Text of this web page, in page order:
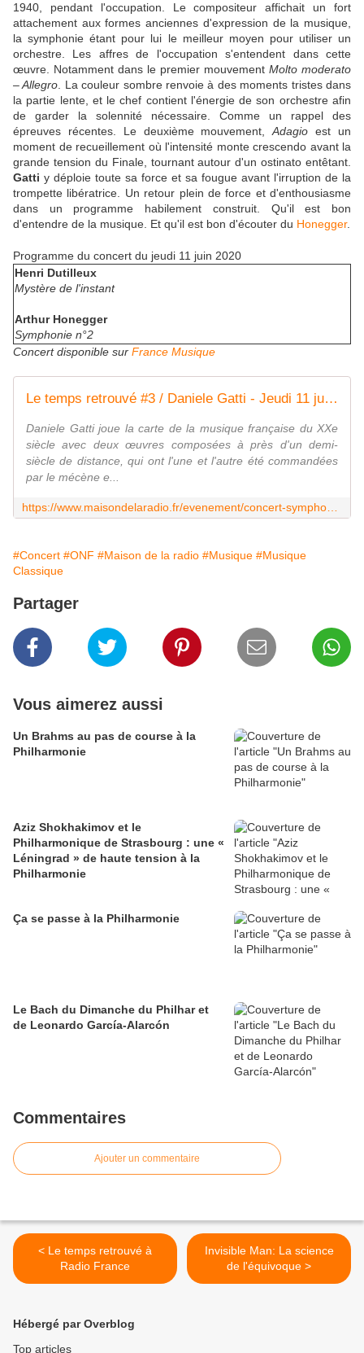
1940, pendant l'occupation. Le compositeur affichait un fort
attachement aux formes anciennes d'expression de la musique,
la symphonie étant pour lui le meilleur moyen pour utiliser un
orchestre. Les affres de l'occupation s'entendent dans cette
œuvre. Notamment dans le premier mouvement Molto moderato
– Allegro . La couleur sombre renvoie à des moments tristes dans
la partie lente, et le chef contient l'énergie de son orchestre afin
de garder la solennité nécessaire. Comme un rappel des
épreuves récentes. Le deuxième mouvement,Adagio est un
moment de recueillement où l'intensité monte crescendo avant la
grande tension du Finale, tournant autour d'un ostinato entêtant.
Gatti y déploie toute sa force et sa fougue avant l'irruption de la
trompette libératrice. Un retour plein de force et d'enthousiasme
dans un programme habilement construit. Qu'il est bon
d'entendre de la musique. Et qu'il est bon d'écouter du Honegger.
Programme du concert du jeudi 11 juin 2020
Henri Dutilleux
Mystère de l'instant
Arthur Honegger
Symphonie n°2
Concert disponible sur France Musique
Le temps retrouvé #3 / Daniele Gatti - Jeudi 11 juin 2020 - 20h00 Maison de la radio - Auditorium
Daniele Gatti joue la carte de la musique française du XXe
siècle avec deux œuvres composées à près d'un demi-
siècle de distance, qui ont l'une et l'autre été commandées
par le mécène e...
#Concert #ONF #Maison de la radio #Musique #Musique
Classique
Partager
Vous aimerez aussi
Un Brahms au pas de course à la
Philharmonie
Aziz Shokhakimov et le
Philharmonique de Strasbourg : une «
Léningrad » de haute tension à la
Philharmonie
Ça se passe à la Philharmonie
Le Bach du Dimanche du Philhar et
de Leonardo García-Alarcón
Commentaires
Ajouter un commentaire
< Le temps retrouvé à
Radio France
Invisible Man: La science
de l'équivoque >
Hébergé par Overblog
Top articles